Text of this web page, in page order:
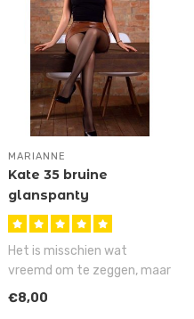
MARIANNE
Kate 35 bruine
glanspanty
Het is misschien wat
vreemd om te zeggen, maar
de Kate is stiekem onze
€8,00